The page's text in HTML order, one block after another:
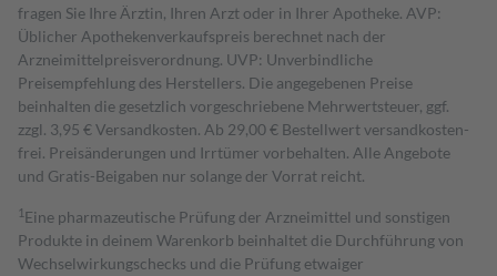
fragen Sie Ihre Ärztin, Ihren Arzt oder in Ihrer Apotheke. AVP:
Üblicher Apothekenverkaufspreis berechnet nach der
Arzneimittelpreisverordnung. UVP: Unverbindliche
Preisempfehlung des Herstellers. Die angegebenen Preise
beinhalten die gesetzlich vorgeschriebene Mehrwertsteuer, ggf.
zzgl. 3,95 € Versandkosten. Ab 29,00 € Bestell­wert versand­kosten­
frei. Preisänderungen und Irrtümer vorbehalten. Alle Angebote
und Gratis-Beigaben nur solange der Vorrat reicht.
1 Eine pharmazeutische Prüfung der Arzneimittel und sonstigen
Produkte in deinem Warenkorb beinhaltet die Durchführung von
Wechselwirkungschecks und die Prüfung etwaiger